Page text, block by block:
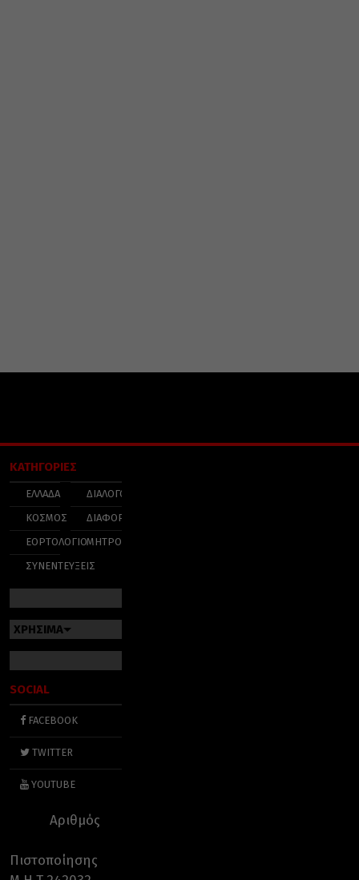
ΚΑΤΗΓΟΡΙΕΣ
ΕΛΛΑΔΑ
ΚΟΣΜΟΣ
ΕΟΡΤΟΛΟΓΙΟ
ΣΥΝΕΝΤΕΥΞΕΙΣ
ΔΙΑΛΟΓΟΣ
ΔΙΑΦΟΡΑ
ΜΗΤΡΟΠΟΛΕΙΣ
ΧΡΗΣΙΜΑ
SOCIAL
FACEBOOK
TWITTER
YOUTUBE
Αριθμός
Πιστοποίησης